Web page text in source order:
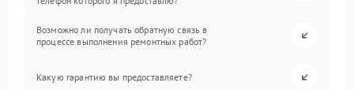
Возможно ли получать обратную связь в
процессе выполнения ремонтных работ?
Какую гарантию вы предоставляете?